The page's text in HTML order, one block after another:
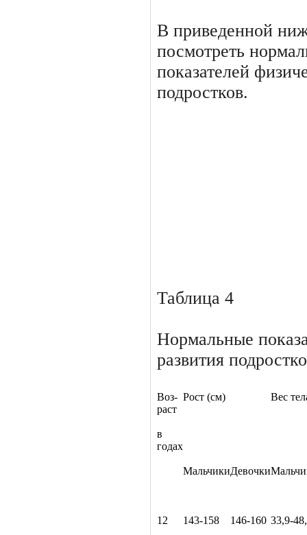
В приведенной
посмот­реть
показателей
подростков.
Таблица 4
Нормальные
развития
Воз­
раст
в
годах
Рост (см) Вес
МальчикиДевочки
12 143-158 146-160 33,9-